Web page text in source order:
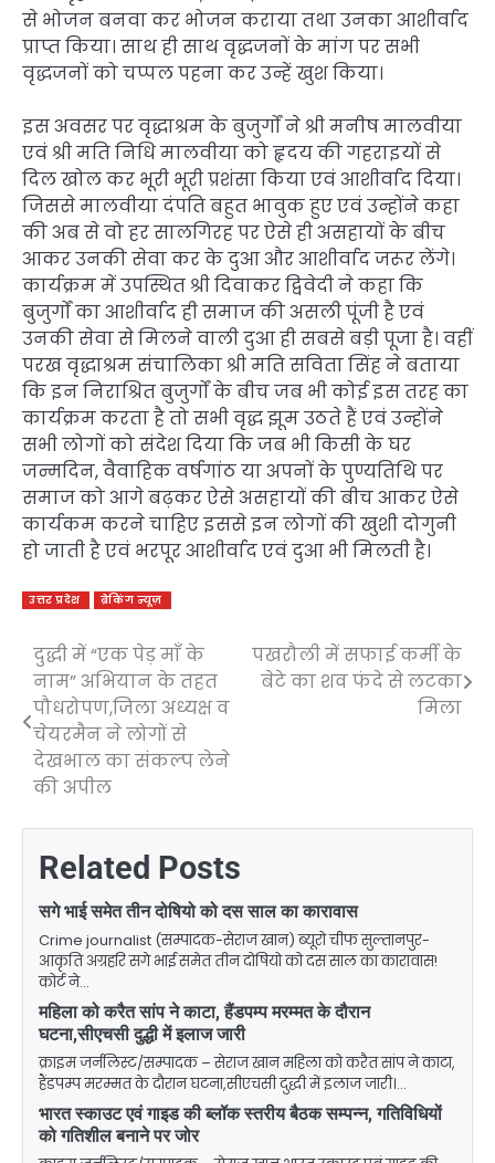
से भोजन बनवा कर भोजन कराया तथा उनका आशीर्वाद
प्राप्त किया। साथ ही साथ वृद्धजनों के मांग पर सभी
वृद्धजनों को चप्पल पहना कर उन्हें खुश किया।
इस अवसर पर वृद्धाश्रम के बुजुर्गों ने श्री मनीष मालवीया
एवं श्री मति निधि मालवीया को हृदय की गहराइयों से
दिल खोल कर भूरी भूरी प्रशंसा किया एवं आशीर्वाद दिया।
जिससे मालवीया दंपति बहुत भावुक हुए एवं उन्होंने कहा
की अब से वो हर सालगिरह पर ऐसे ही असहायों के बीच
आकर उनकी सेवा कर के दुआ और आशीर्वाद जरूर लेंगे।
कार्यक्रम में उपस्थित श्री दिवाकर द्विवेदी ने कहा कि
बुजुर्गों का आशीर्वाद ही समाज की असली पूंजी है एवं
उनकी सेवा से मिलने वाली दुआ ही सबसे बड़ी पूजा है। वहीं
परख वृद्धाश्रम संचालिका श्री मति सविता सिंह ने बताया
कि इन निराश्रित बुजुर्गों के बीच जब भी कोई इस तरह का
कार्यक्रम करता है तो सभी वृद्ध झूम उठते हैं एवं उन्होंने
सभी लोगों को संदेश दिया कि जब भी किसी के घर
जन्मदिन, वैवाहिक वर्षगांठ या अपनों के पुण्यतिथि पर
समाज को आगे बढ़कर ऐसे असहायों की बीच आकर ऐसे
कार्यकम करने चाहिए इससे इन लोगों की खुशी दोगुनी
हो जाती है एवं भरपूर आशीर्वाद एवं दुआ भी मिलती है।
उत्तर प्रदेश ब्रेकिंग न्यूज़
Post
navigation
दुद्धी में “एक पेड़ माँ के
नाम” अभियान के तहत
पौधरोपण,जिला अध्यक्ष व
चेयरमैन ने लोगों से
देखभाल का संकल्प लेने
की अपील
पखरौली में सफाई कर्मी के
बेटे का शव फंदे से लटका
मिला
Related Posts
सगे भाई समेत तीन दोषियो को दस साल का कारावास
Crime journalist (सम्पादक-सेराज खान) ब्यूरो चीफ सुल्तानपुर-
आकृति अग्रहरि सगे भाई समेत तीन दोषियो को दस साल का कारावास!
कोर्ट ने…
महिला को करैत सांप ने काटा, हैंडपम्प मरम्मत के दौरान
घटना,सीएचसी दुद्धी में इलाज जारी
क्राइम जर्नलिस्ट/सम्पादक – सेराज खान महिला को करैत सांप ने काटा,
हैंडपम्प मरम्मत के दौरान घटना,सीएचसी दुद्धी में इलाज जारी।…
भारत स्काउट एवं गाइड की ब्लॉक स्तरीय बैठक सम्पन्न, गतिविधियों
को गतिशील बनाने पर जोर